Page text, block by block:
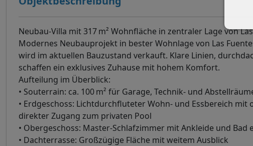
Neubau-Villa mit 317 m² Wohnfläche in zentraler Lage von
Modernes Neubauprojekt in bester Wohnlage von Las
wird im aktuellen Bauzustand verkauft. Klare Linien,
schaffen ein exklusives Zuhause mit hohem Komfort.
Aufteilung im Überblick:
• Souterrain: ca. 100 m² für Garage, Technik- und
• Erdgeschoss: Lichtdurchfluteter Wohn- und Essbereich mit
direkter Zugang zum privaten Pool
• Obergeschoss: Master-Schlafzimmer mit Ankleide und
• Dachterrasse: Großzügige Fläche mit weitem Ausblick